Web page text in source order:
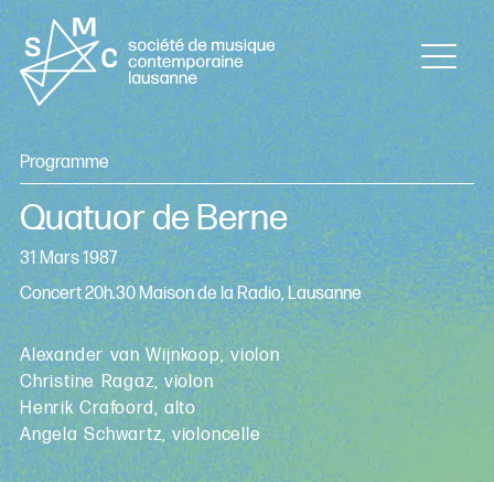
Programme
Quatuor de Berne
31 Mars 1987
Concert 20h.30 Maison de la Radio, Lausanne
Alexander van Wijnkoop, violon
Christine Ragaz, violon
Henrik Crafoord, alto
Angela Schwartz, violoncelle